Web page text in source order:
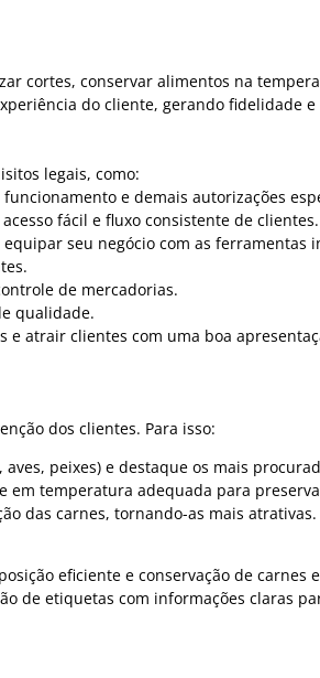
cortes, conservar alimentos na
do cliente, gerando fidelidade
legais, como:
e demais autorizações
fácil e fluxo consistente de clientes.
seu negócio com as ferramentas
de mercadorias.
qualidade.
e atrair clientes com uma boa
dos clientes. Para isso:
peixes) e destaque os mais
em temperatura adequada para
das carnes, tornando-as mais atrativas.
eficiente e conservação de carnes
de etiquetas com informações claras